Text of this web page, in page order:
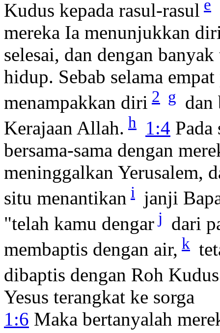
Kudus kepada rasul-rasul e
mereka Ia menunjukkan
selesai, dan dengan
hidup. Sebab selama
menampakkan diri 2 g dan
Kerajaan Allah. h 1:4
bersama-sama dengan
meninggalkan Yerusalem,
situ menantikan i
janji
"telah kamu dengar j dari
membaptis dengan air, k
dibaptis dengan Roh Kudus
Yesus terangkat ke sorga
1:6 Maka bertanyalah